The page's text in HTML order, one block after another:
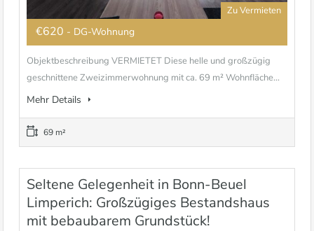
Zu Vermieten
€620 - DG-Wohnung
Objektbeschreibung VERMIETET Diese helle und großzügig
geschnittene Zweizimmerwohnung mit ca. 69 m² Wohnfläche...
Mehr Details
69 m²
Seltene Gelegenheit in Bonn-Beuel
Limperich: Großzügiges Bestandshaus
mit bebaubarem Grundstück!